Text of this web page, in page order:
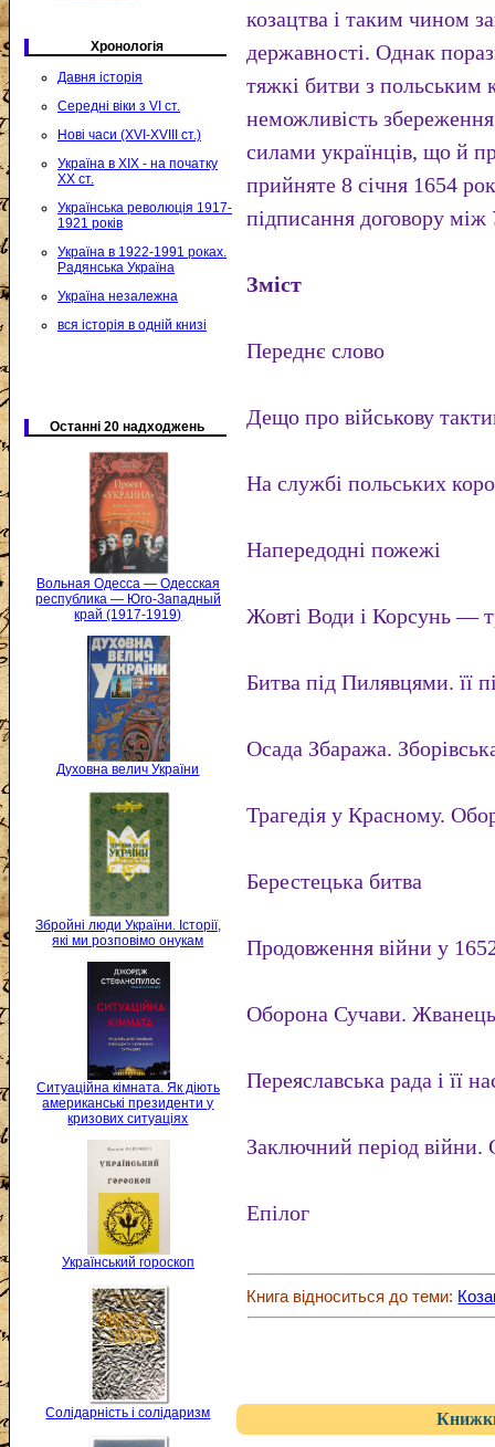
Хронологія
Давня історія
Середні віки з VI ст.
Нові часи (XVI-XVIII ст.)
Україна в XIX - на початку
XX ст.
Українська революція 1917-
1921 років
Україна в 1922-1991 роках.
Радянська Україна
Україна незалежна
вся історія в одній книзі
Останні 20 надходжень
Вольная Одесса — Одесская
республика — Юго-Западный
край (1917-1919)
Духовна велич України
Збройні люди України. Історії,
які ми розповімо онукам
Ситуаційна кімната. Як діють
американські президенти у
кризових ситуаціях
Український гороскоп
Солідарність і солідаризм
козацтва і таким чином
державності. Однак
тяжкі битви з польським
неможливість
силами українців, що й
прийняте 8 січня 1654
підписання договору
Зміст
Переднє слово
Дещо про військову
На службі польських
Напередодні пожежі
Жовті Води і Корсунь —
Битва під Пилявцями. її
Осада Збаража.
Трагедія у Красному.
Берестецька битва
Продовження війни у
Оборона Сучави.
Переяславська рада і її
Заключний період війни.
Епілог
Книга відноситься до теми: